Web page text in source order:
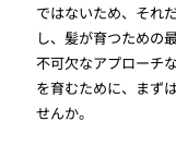
ではないため、それ
し、髪が育つための
不可欠なアプローチ
を育むために、まず
せんか。